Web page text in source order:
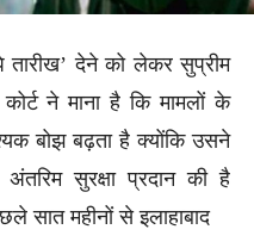
पे तारीख’ देने को लेकर सुप्रीम
ने माना है कि मामलों के
बोझ बढ़ता है क्योंकि उसने
सुरक्षा प्रदान की है
सात महीनों से इलाहाबाद